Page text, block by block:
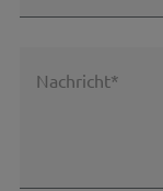
Nachricht*